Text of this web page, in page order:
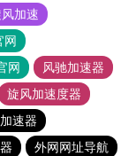
加速
网
网
风驰加速器
旋风加速度器
速器
外网网址导航